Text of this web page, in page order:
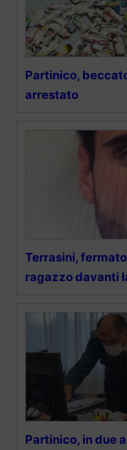
Partinico,
arrestato
Terrasini,
ragazzo davanti
Partinico, in due